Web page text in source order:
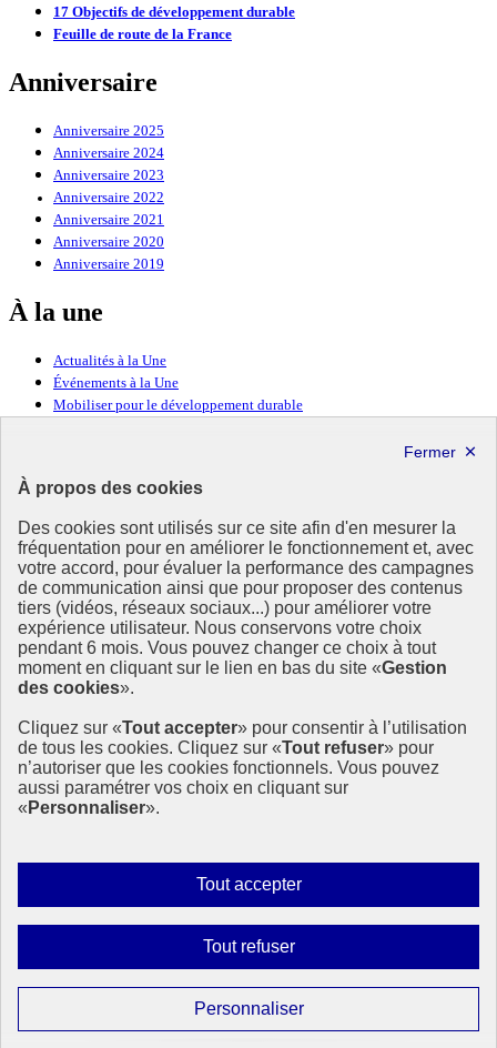
À propos des cookies
Des cookies sont utilisés sur ce site afin d'en mesurer la
fréquentation pour en améliorer le fonctionnement et, avec
votre accord, pour évaluer la performance des campagnes
de communication ainsi que pour proposer des contenus
tiers (vidéos, réseaux sociaux...) pour améliorer votre
expérience utilisateur. Nous conservons votre choix
pendant 6 mois. Vous pouvez changer ce choix à tout
moment en cliquant sur le lien en bas du site «Gestion
des cookies».
Cliquez sur «Tout accepter» pour consentir à l’utilisation
de tous les cookies. Cliquez sur «Tout refuser» pour
n’autoriser que les cookies fonctionnels. Vous pouvez
aussi paramétrer vos choix en cliquant sur
« Personnaliser».
Tout accepterAutoriser
tous
Tout refuserInterdire
tous
PersonnaliserParamétrer
les
17 Objectifs de développement durable
Feuille de route de la France
Anniversaire
Anniversaire 2025
Anniversaire 2024
Anniversaire 2023
Anniversaire 2022
Anniversaire 2021
Anniversaire 2020
Anniversaire 2019
À la une
Actualités à la Une
Événements à la Une
Mobiliser pour le développement durable
Ressources
Ressources
La Méth’ODD
Gouvernement
Ce site propose l’information de référence concernant l’Agenda
2030 et la feuille de route de la France. Il valorise la mobilisation de
tous les acteurs.
info.gouv.fr- ouvre une nouvelle fenêtre
service-public.fr - ouvre une nouvelle fenêtre
legifrance.gouv.fr- ouvre une nouvelle fenêtre
data.gouv.fr- ouvre une nouvelle fenêtre
Plan du site
Mentions légales
Sauf mention contraire, tous les contenus de ce site sont sous